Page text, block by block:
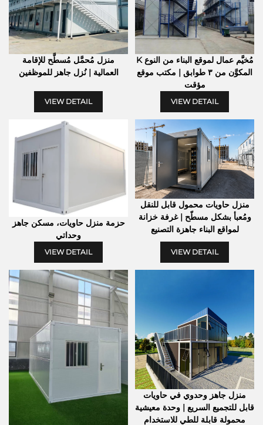
مُخيَّم عمال لموقع البناء من النوع K
المكوَّن من ٣ طوابق | مكتب موقع
مؤقت
VIEW DETAIL
منزل مُحمَّل مُسطَّح للإقامة
العمالية | نُزل جاهز للموظفين
VIEW DETAIL
منزل حاويات محمول قابل للنقل
ومُعبأ بشكل مسطّح | غرفة خزانة
لمواقع البناء جاهزة التصنيع
VIEW DETAIL
حزمة منزل حاويات، مسكن جاهز
وحداتي
VIEW DETAIL
منزل جاهز وحدوي في حاويات
قابل للتجميع السريع | وحدة معيشية
محمولة قابلة للطي للاستخدام